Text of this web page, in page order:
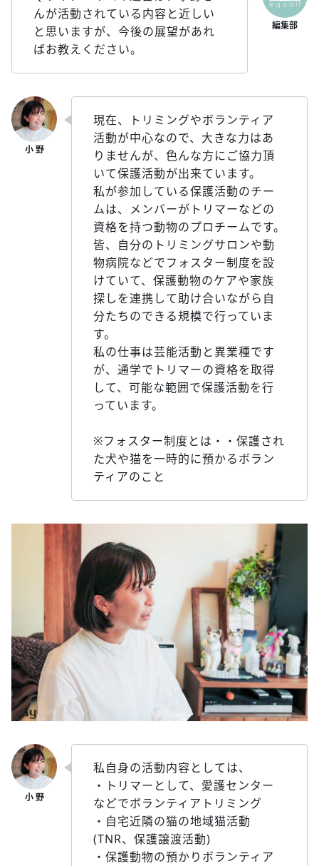
んが活動されている内容と近しい
と思いますが、今後の展望があれ
ばお教えください。
現在、トリミングやボランティア
活動が中心なので、大きな力はあ
りませんが、色んな方にご協力頂
いて保護活動が出来ています。
私が参加している保護活動のチー
ムは、メンバーがトリマーなどの
資格を持つ動物のプロチームです。
皆、自分のトリミングサロンや動
物病院などでフォスター制度を設
けていて、保護動物のケアや家族
探しを連携して助け合いながら自
分たちのできる規模で行っていま
す。
私の仕事は芸能活動と異業種です
が、通学でトリマーの資格を取得
して、可能な範囲で保護活動を行
っています。
※フォスター制度とは・・保護され
た犬や猫を一時的に預かるボラン
ティアのこと
私自身の活動内容としては、
・トリマーとして、愛護センター
などでボランティアトリミング
・自宅近隣の猫の地域猫活動
(TNR、保護譲渡活動)
・保護動物の預かりボランティア